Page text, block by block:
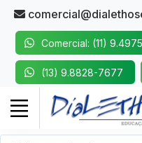
Comercial: (11)
(13) 9.8828-7677